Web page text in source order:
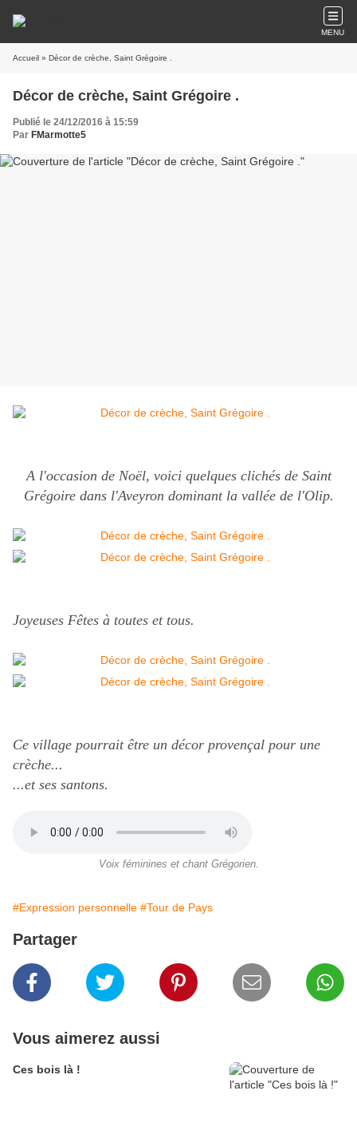
MENU
Accueil » Décor de crèche, Saint Grégoire .
Décor de crèche, Saint Grégoire .
Publié le 24/12/2016 à 15:59
Par FMarmotte5
A l'occasion de Noël, voici quelques clichés de Saint
Grégoire dans l'Aveyron dominant la vallée de l'Olip.
Joyeuses Fêtes à toutes et tous.
Ce village pourrait être un décor provençal pour une
crèche...
...et ses santons.
Voix féminines et chant Grégorien.
#Expression personnelle #Tour de Pays
Partager
Vous aimerez aussi
Ces bois là !